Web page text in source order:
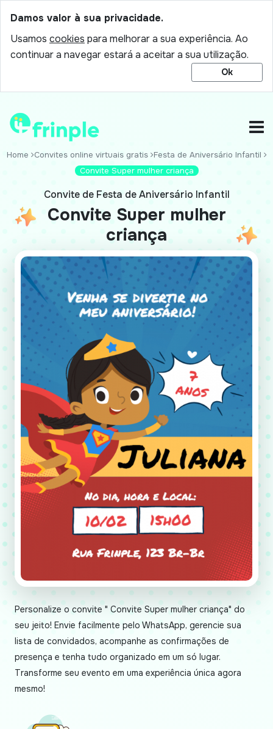
Damos valor à sua privacidade.
Usamos cookies para melhorar a sua experiência. Ao
continuar a navegar estará a aceitar a sua utilização.
Ok
Home Convites online virtuais gratis
Festa de Aniversário Infantil
Convite Super mulher criança
Convite de Festa de Aniversário Infantil
Convite Super mulher
criança
Personalize o convite " Convite Super mulher criança" do
seu jeito! Envie facilmente pelo WhatsApp, gerencie sua
lista de convidados, acompanhe as confirmações de
presença e tenha tudo organizado em um só lugar.
Transforme seu evento em uma experiência única agora
mesmo!